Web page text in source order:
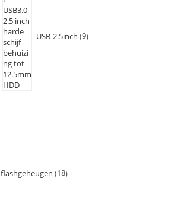
USB-2.5inch 9
flashgeheugen 18